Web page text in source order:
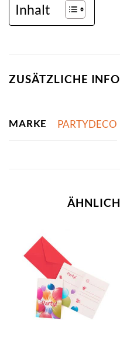
Inhalt
ZUSÄTZLICHE
MARKE PARTYDECO